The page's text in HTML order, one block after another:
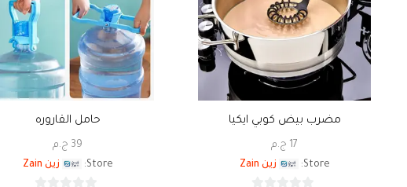
مضرب بيض كوبي ايكيا
17 ج.م
Store:
زين Zain
حامل القاروره
39 ج.م
Store:
زين Zain